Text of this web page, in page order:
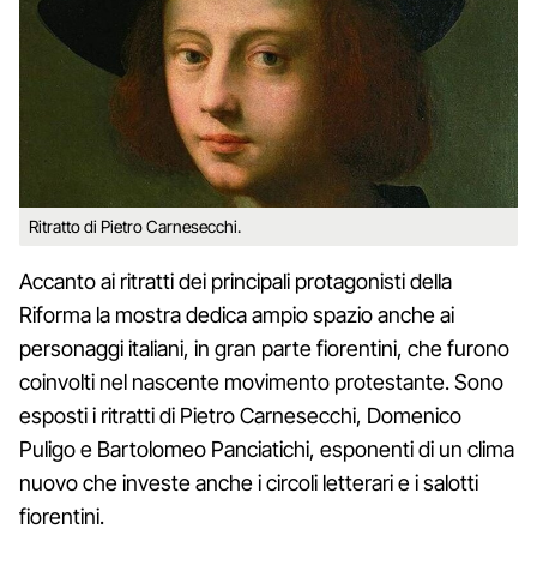
Ritratto di Pietro Carnesecchi.
Accanto ai ritratti dei principali protagonisti della
Riforma la mostra dedica ampio spazio anche ai
personaggi italiani, in gran parte fiorentini, che furono
coinvolti nel nascente movimento protestante. Sono
esposti i ritratti di Pietro Carnesecchi, Domenico
Puligo e Bartolomeo Panciatichi, esponenti di un clima
nuovo che investe anche i circoli letterari e i salotti
fiorentini.